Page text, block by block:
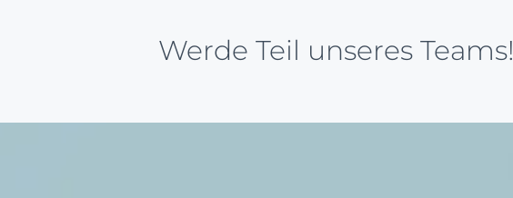
Werde Teil unseres Teams!